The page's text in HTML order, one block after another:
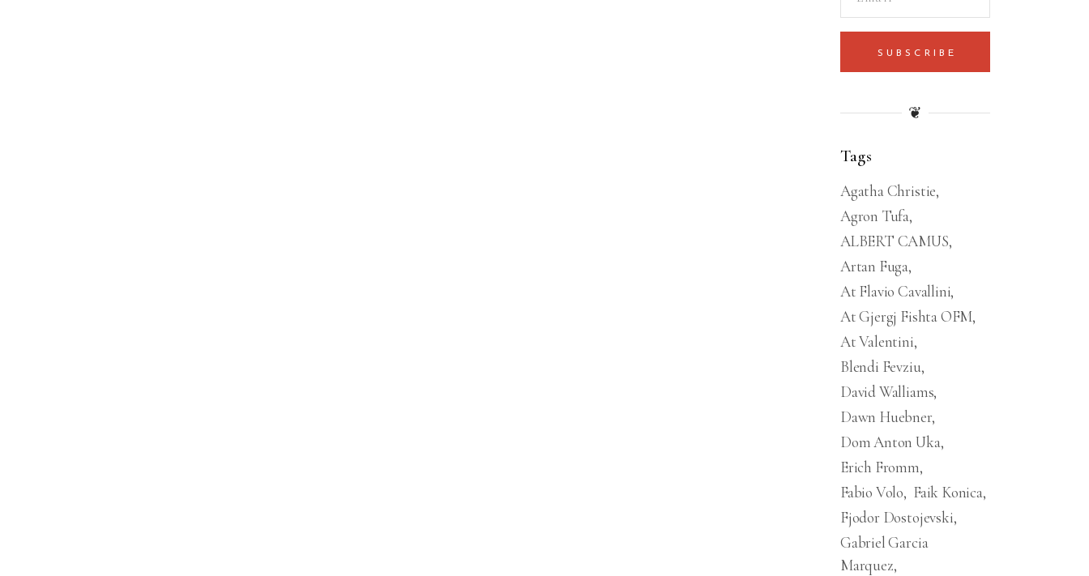
SUBSCRIBE
❦
Tags
Agatha Christie
Agron Tufa
ALBERT CAMUS
Artan Fuga
At Flavio Cavallini
At Gjergj Fishta OFM
At Valentini
Blendi Fevziu
David Walliams
Dawn Huebner
Dom Anton Uka
Erich Fromm
Fabio Volo
Faik Konica
Fjodor Dostojevski
Gabriel Garcia
Marquez